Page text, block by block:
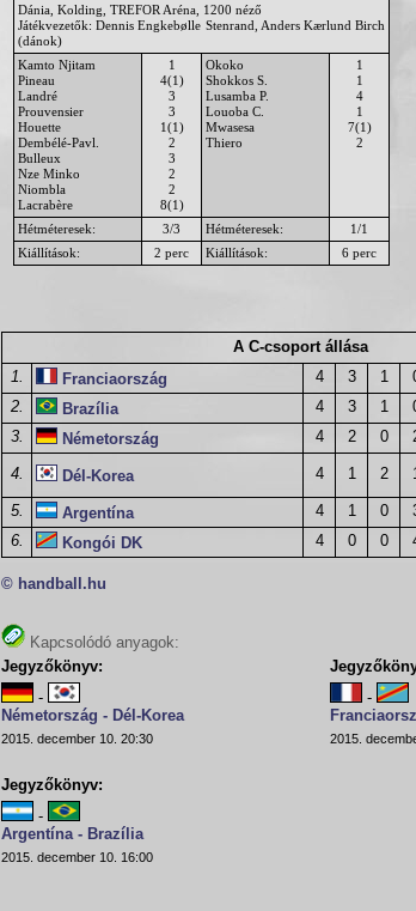
Dánia, Kolding, TREFOR Aréna, 1200 néző
Játékvezetők: Dennis Engkebølle Stenrand, Anders Kærlund Birch
(dánok)
Kamto Njitam
Pineau
Landré
Prouvensier
Houette
Dembélé-Pavl.
Bulleux
Nze Minko
Niombla
Lacrabère
1
4(1)
3
3
1(1)
2
3
2
2
8(1)
Okoko
Shokkos S.
Lusamba P.
Louoba C.
Mwasesa
Thiero
1
1
4
1
7(1)
2
Hétméteresek: 3/3 Hétméteresek:
1/1
Kiállítások:
2 perc Kiállítások: 6 perc
A C-csoport állása
1.
Franciaország 4 3 1
2.
Brazília 4 3 1
3.
Németország 4 2 0
4. Dél-Korea 4 1 2 1
5. Argentína 4 1 0
6.
Kongói DK 4 0 0
© handball.hu
Kapcsolódó anyagok:
Jegyzőkönyv:
-
Németország - Dél-Korea
2015. december 10. 20:30
-
2015.
Jegyzőkönyv:
-
Argentína - Brazília
2015. december 10. 16:00